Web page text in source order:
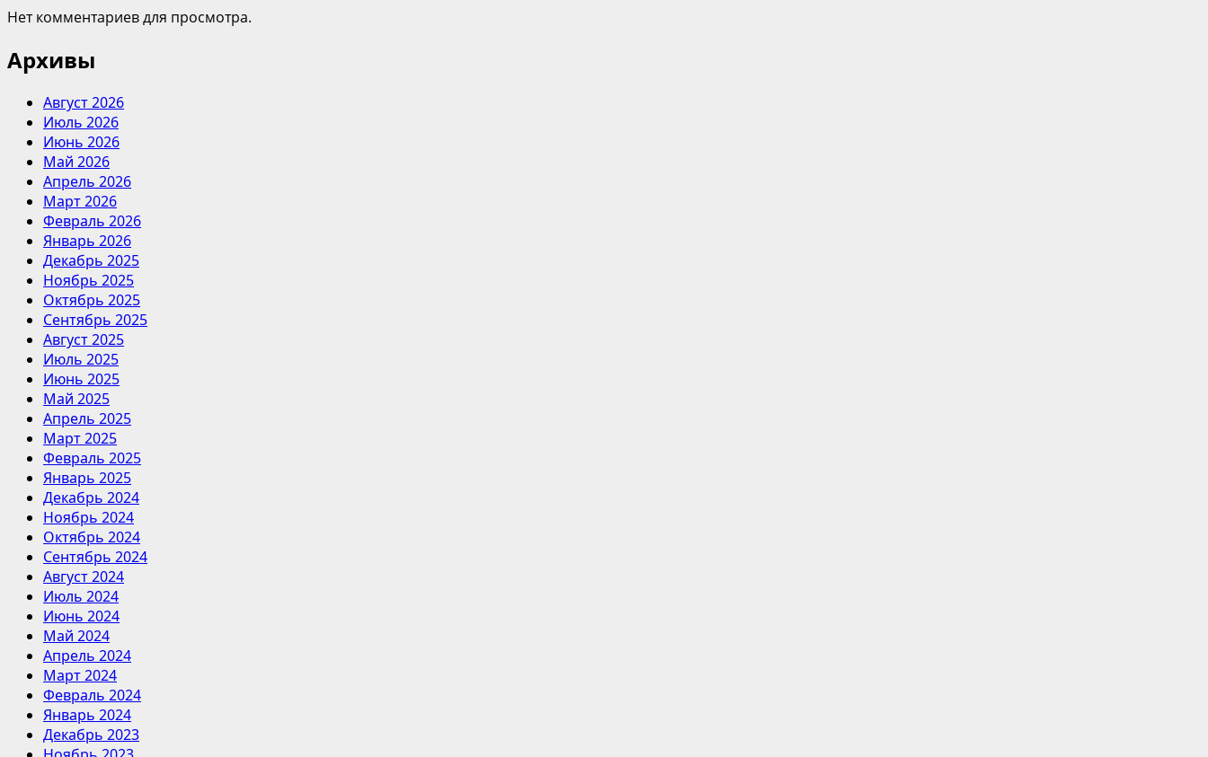
концепцией
Нет комментариев для просмотра.
Архивы
Август 2026
Июль 2026
Июнь 2026
Май 2026
Апрель 2026
Март 2026
Февраль 2026
Январь 2026
Декабрь 2025
Ноябрь 2025
Октябрь 2025
Сентябрь 2025
Август 2025
Июль 2025
Июнь 2025
Май 2025
Апрель 2025
Март 2025
Февраль 2025
Январь 2025
Декабрь 2024
Ноябрь 2024
Октябрь 2024
Сентябрь 2024
Август 2024
Июль 2024
Июнь 2024
Май 2024
Апрель 2024
Март 2024
Февраль 2024
Январь 2024
Декабрь 2023